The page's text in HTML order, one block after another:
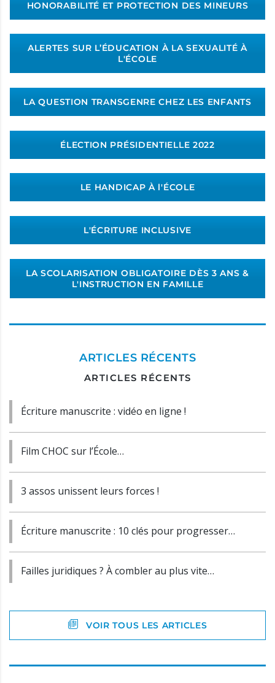
HONORABILITÉ ET PROTECTION DES MINEURS
ALERTES SUR L’ÉDUCATION À LA SEXUALITÉ À
L'ÉCOLE
LA QUESTION TRANSGENRE CHEZ LES ENFANTS
ÉLECTION PRÉSIDENTIELLE 2022
LE HANDICAP À l'ÉCOLE
L'ÉCRITURE INCLUSIVE
LA SCOLARISATION OBLIGATOIRE DÈS 3 ANS &
L'INSTRUCTION EN FAMILLE
ARTICLES RÉCENTS
ARTICLES RÉCENTS
Écriture manuscrite : vidéo en ligne !
Film CHOC sur l’École…
3 assos unissent leurs forces !
Écriture manuscrite : 10 clés pour progresser…
Failles juridiques ? À combler au plus vite…
VOIR TOUS LES ARTICLES